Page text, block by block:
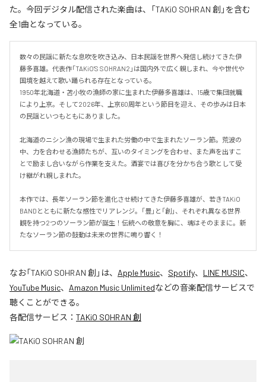
た。今回デジタル配信された楽曲は、「TAKiO SOHRAN 創」を含む
全1曲となっている。
数々の民謡に新たな息吹を吹き込み、日本民謡を世界へ発信し続けてきた伊
藤多喜雄。代表作「TAKiO'S SOHRAN2」は国内外で広く親しまれ、今や世代や
国境を越えて歌い踊られる存在となっている。
1950年北海道・苫小牧の漁師の家に生まれた伊藤多喜雄は、15歳で集団就職
により上京。そして2026年、上京60周年という節目を迎え、その歩みは日本
の民謡といつもともにありました。
北海道のニシン漁の現場で生まれた労働の中で生まれたソーラン節。荒波の
中、力を合わせる漁師たちが、互いのタイミングを合わせ、また声を出すこ
とで励まし合いながら作業を支えた。酒宴では喜びを分かち合う歌として受
け継がれ親しまれた。
本作では、長年ソーラン節を進化させ続けてきた伊藤多喜雄が、若きTAKiO
BANDとともに新たな感性でリアレンジ。「豊」と「創」、それぞれ異なる世界
観を持つ2つのソーラン節が誕生！伝統への敬意を胸に、魂はそのままに。新
たなソーラン節の鼓動は未来の世界に鳴り響く！
なお「TAKiO SOHRAN 創 」は、 Apple Music、 Spotify、 LINE MUSIC、
YouTube Music、 Amazon Music Unlimitedなどの音楽配信サービスで
聴くことができる。
各配信サービス： TAKiO SOHRAN 創